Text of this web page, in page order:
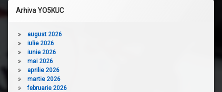
Arhiva YO5KUC
august 2026
iulie 2026
iunie 2026
mai 2026
aprilie 2026
martie 2026
februarie 2026